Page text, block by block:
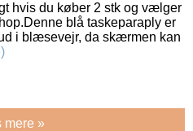
hvis du køber 2 stk og vælger
blå taskeparaply er
i blæsevejr, da skærmen kan
mere »